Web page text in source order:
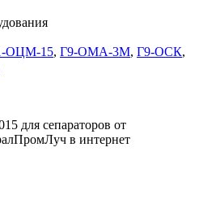
ОЦМ-15, Г9-ОМА-3М, Г9-ОСК,
для сепараторов от
в интернет